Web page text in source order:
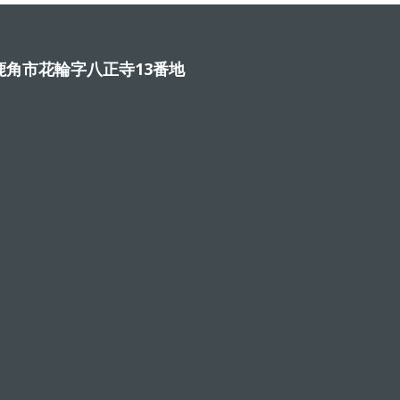
市花輪字八正寺13番地